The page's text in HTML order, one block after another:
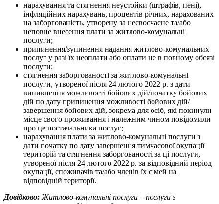
нарахування та стягнення неустойки (штрафів, пені),
інфляційних нарахувань, процентів річних, нарахованих
на заборгованість, утворену за несвоєчасне та/або
неповне внесення плати за житлово-комунальні
послуги;
припинення/зупинення надання житлово-комунальних
послуг у разі їх неоплати або оплати не в повному обсязі
послуги;
стягнення заборгованості за житлово-комунальні
послуги, утвореної після 24 лютого 2022 р. з дати
виникнення можливості бойових дій/початку бойових
дій по дату припинення можливості бойових дій/
завершення бойових дій, зокрема для осіб, які покинули
місце свого проживання і належним чином повідомили
про це постачальника послуг;
нарахування плати за житлово-комунальні послуги з
дати початку по дату завершення тимчасової окупації
територій та стягнення заборгованості за ці послуги,
утвореної після 24 лютого 2022 р. за відповідний період
окупації, споживачів та/або членів їх сімей на
відповідній території.
Довідково: Житлово-комунальні послуги – послуги з